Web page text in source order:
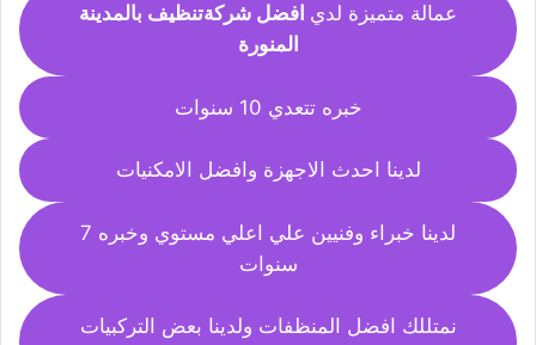
عمالة متميزة لدي افضل شركةتنظيف بالمدينة
المنورة
خبره تتعدي 10 سنوات
لدينا احدث الاجهزة وافضل الامكنيات
لدينا خبراء وفنيين علي اعلي مستوي وخبره 7
سنوات
نمتللك افضل المنظفات ولدينا بعض التركبيات